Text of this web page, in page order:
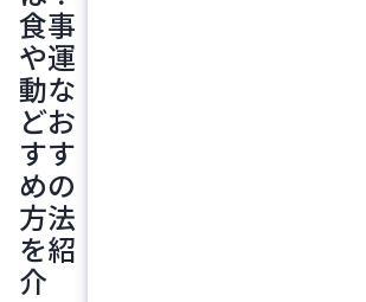
食事
や運
動な
どお
すす
めの
方法
を紹
介